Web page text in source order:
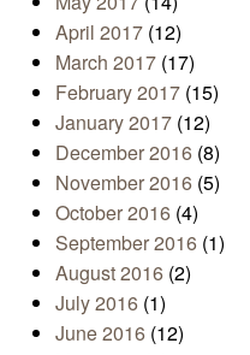
April 2017 (12)
March 2017 (17)
February 2017 (15)
January 2017 (12)
December 2016 (8)
November 2016 (5)
October 2016 (4)
September 2016 (1)
August 2016 (2)
July 2016 (1)
June 2016 (12)